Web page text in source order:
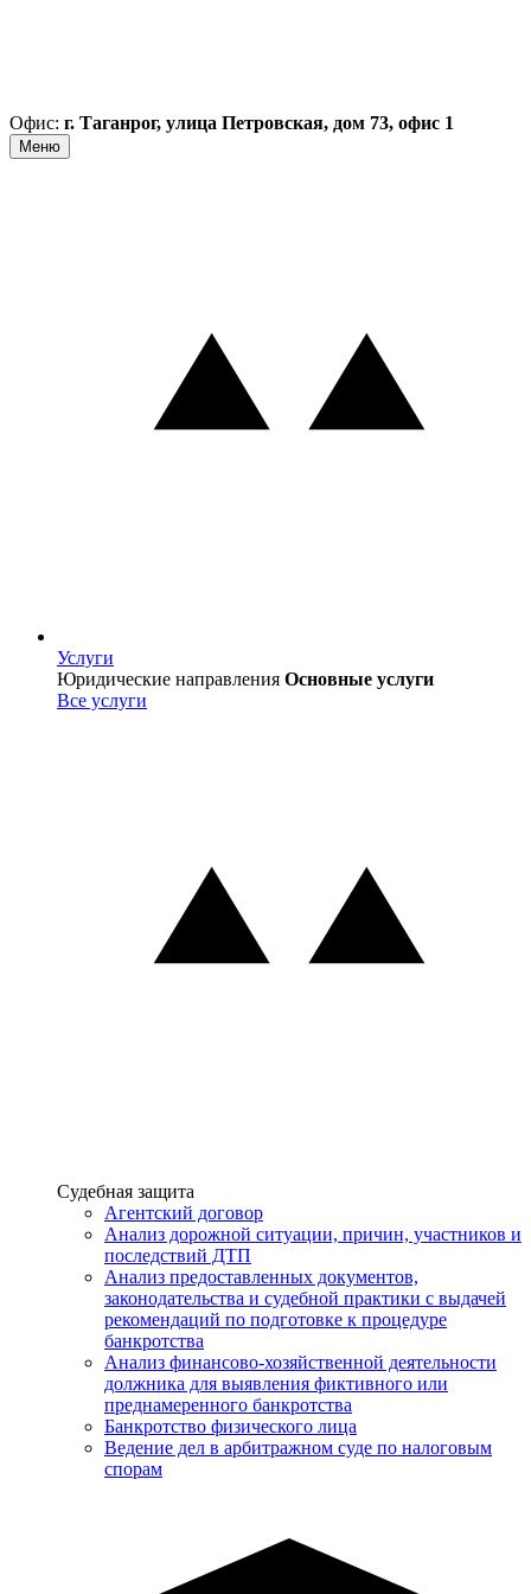
Офис: г. Таганрог, улица Петровская, дом 73, офис 1
Меню
Услуги
Услуги
Юридические направления Основные услуги
Все услуги
Услуги
Судебная защита
Агентский договор
Анализ дорожной ситуации, причин, участников и
последствий ДТП
Анализ предоставленных документов,
законодательства и судебной практики с выдачей
рекомендаций по подготовке к процедуре
банкротства
Анализ финансово-хозяйственной деятельности
должника для выявления фиктивного или
преднамеренного банкротства
Банкротство физического лица
Ведение дел в арбитражном суде по налоговым
спорам